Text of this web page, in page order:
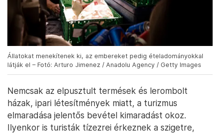
Állatokat menekítenek ki, az embereket pedig ételadományokkal
látják el – Fotó: Arturo Jimenez / Anadolu Agency / Getty Images
Nemcsak az elpusztult termések és lerombolt
házak, ipari létesítmények miatt, a turizmus
elmaradása jelentős bevétel kimaradást okoz.
Ilyenkor is turisták tízezrei érkeznek a szigetre,